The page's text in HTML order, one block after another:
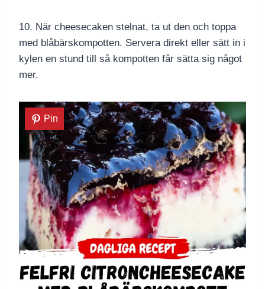
10. När cheesecaken stelnat, ta ut den och toppa
med blåbärskompotten. Servera direkt eller sätt in i
kylen en stund till så kompotten får sätta sig något
mer.
Pin